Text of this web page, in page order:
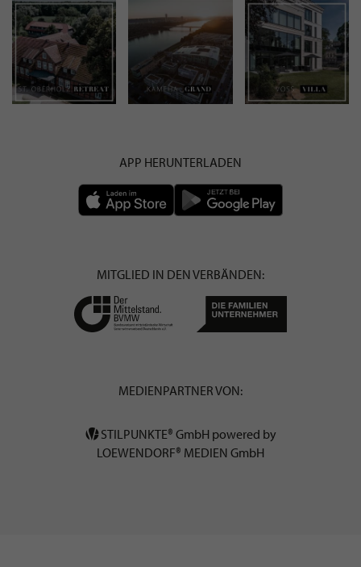
APP HERUNTERLADEN
MITGLIED IN DEN VERBÄNDEN:
MEDIENPARTNER VON:
STILPUNKTE® GmbH powered by
LOEWENDORF® MEDIEN GmbH